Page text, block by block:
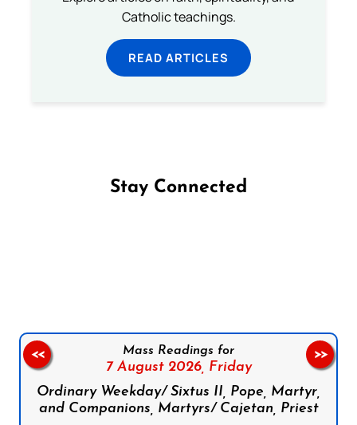
Catholic teachings.
READ ARTICLES
Stay Connected
Mass Readings for
7 August 2026, Friday
Ordinary Weekday/ Sixtus II, Pope, Martyr,
and Companions, Martyrs/ Cajetan, Priest
<< >>